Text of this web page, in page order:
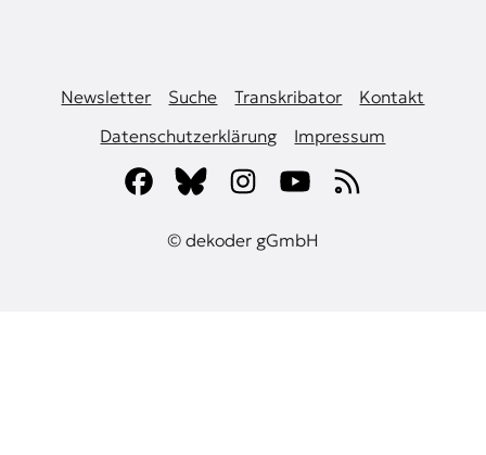
Newsletter Suche Transkribator
Kontakt
Datenschutzerklärung
Impressum
© dekoder gGmbH